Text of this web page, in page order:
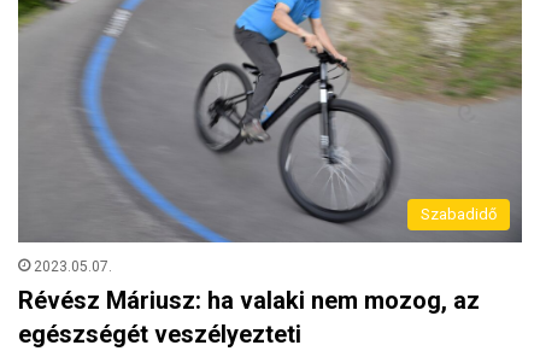
Szabadidő
2023.05.07.
Révész Máriusz: ha valaki nem mozog, az
egészségét veszélyezteti